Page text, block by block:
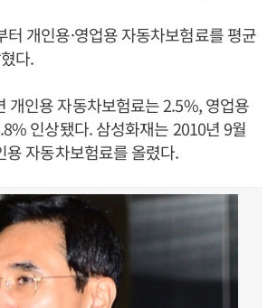
터 개인용·영업용 자동차보험료를 평균
다.
개인용 자동차보험료는 2.5%, 영업용
인상됐다. 삼성화재는 2010년 9월
용 자동차보험료를 올렸다.